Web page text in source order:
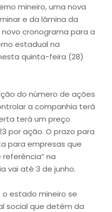
mineiro, uma nova
e da lâmina da
cronograma para a
estadual na
quinta-feira (28)
do número de ações
a companhia terá
terá um preço
por ação. O prazo para
para empresas que
na
vai até 3 de junho.
o estado mineiro se
social que detém da